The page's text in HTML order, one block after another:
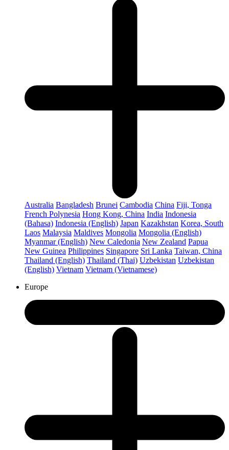
Australia Bangladesh Brunei Cambodia China Fiji, Tonga
French Polynesia Hong Kong, China India Indonesia
(Bahasa) Indonesia (English) Japan Kazakhstan Korea, South
Laos Malaysia Maldives Mongolia Mongolia (English)
Myanmar (English) New Caledonia New Zealand Papua
New Guinea Philippines Singapore Sri Lanka Taiwan, China
Thailand (English) Thailand (Thai) Uzbekistan Uzbekistan
(English) Vietnam Vietnam (Vietnamese)
Europe